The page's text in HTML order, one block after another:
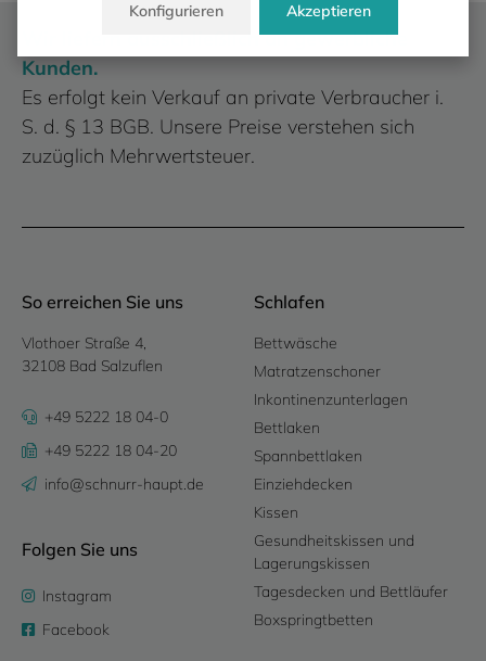
Wir liefern ausschließlich an gewerbliche
Kunden.
Es erfolgt kein Verkauf an private Verbraucher i.
S. d. § 13 BGB. Unsere Preise verstehen sich
zuzüglich Mehrwertsteuer.
So erreichen Sie uns
Vlothoer Straße 4,
32108 Bad Salzuflen
+49 5222 18 04-0
+49 5222 18 04-20
info@schnurr-haupt.de
Folgen Sie uns
Instagram
Facebook
Schlafen
Bettwäsche
Matratzenschoner
Inkontinenzunterlagen
Bettlaken
Spannbettlaken
Einziehdecken
Kissen
Gesundheitskissen und
Lagerungskissen
Tagesdecken und Bettläufer
Boxspringtbetten
Konfigurieren Akzeptieren